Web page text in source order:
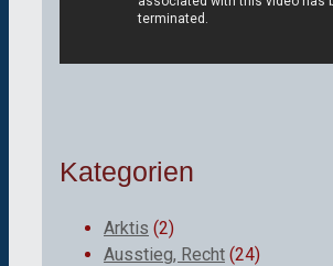
Kategorien
Arktis (2)
Ausstieg, Recht (24)